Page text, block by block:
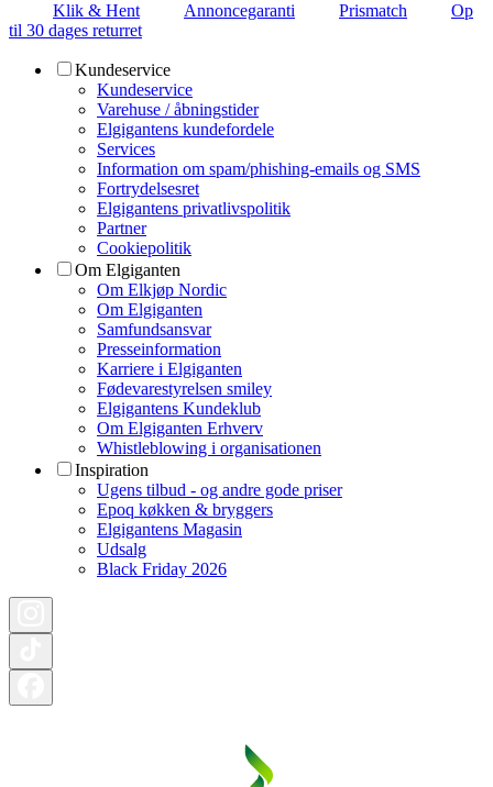
Klik & Hent Annoncegaranti Prismatch
Op
til 30 dages returret
Kundeservice
Kundeservice
Varehuse / åbningstider
Elgigantens kundefordele
Services
Information om spam/phishing-emails og SMS
Fortrydelsesret
Elgigantens privatlivspolitik
Partner
Cookiepolitik
Om Elgiganten
Om Elkjøp Nordic
Om Elgiganten
Samfundsansvar
Presseinformation
Karriere i Elgiganten
Fødevarestyrelsen smiley
Elgigantens Kundeklub
Om Elgiganten Erhverv
Whistleblowing i organisationen
Inspiration
Ugens tilbud - og andre gode priser
Epoq køkken & bryggers
Elgigantens Magasin
Udsalg
Black Friday 2026